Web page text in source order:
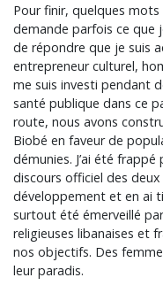
Pour finir, quelques
demande parfois ce que
de répondre que je suis
entrepreneur culturel,
me suis investi pendant
santé publique dans ce
route, nous avons
Biobé en faveur de
démunies. J’ai été
discours officiel des
développement et en ai
surtout été émerveillé
religieuses libanaises et
nos objectifs. Des
leur paradis.